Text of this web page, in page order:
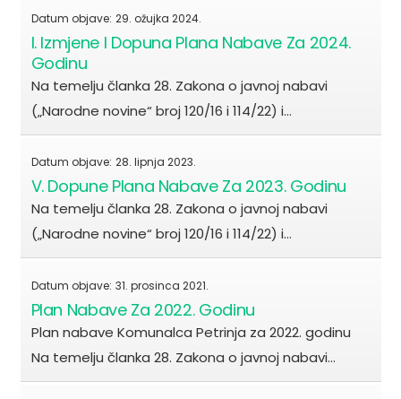
Datum objave: 29. ožujka 2024.
I. Izmjene I Dopuna Plana Nabave Za 2024.
Godinu
Na temelju članka 28. Zakona o javnoj nabavi
(„Narodne novine“ broj 120/16 i 114/22) i…
Datum objave: 28. lipnja 2023.
V. Dopune Plana Nabave Za 2023. Godinu
Na temelju članka 28. Zakona o javnoj nabavi
(„Narodne novine“ broj 120/16 i 114/22) i…
Datum objave: 31. prosinca 2021.
Plan Nabave Za 2022. Godinu
Plan nabave Komunalca Petrinja za 2022. godinu
Na temelju članka 28. Zakona o javnoj nabavi…